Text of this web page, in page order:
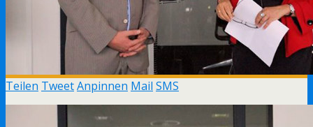
Teilen TweetAnpinnen Mail SMS